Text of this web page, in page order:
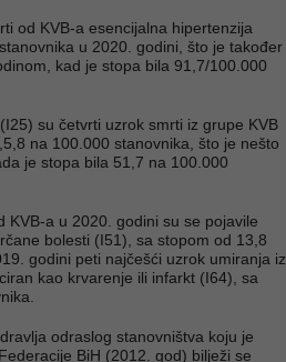
od KVB-a esencijalna hipertenzija
u 2020. godini, što je također
kad je stopa bila 91,7/100.000
su četvrti uzrok smrti iz grupe KVB
na 100.000 stanovnika, što je nešto
je stopa bila 51,7 na 100.000
KVB-a u 2020. godini su se pojavile
bolesti (I51), sa stopom od 13,8
godini peti najčešći uzrok umiranja iz
kao krvarenje ili infarkt (I64), sa
odraslog stanovništva koju je
BiH (2012. god) bilježi se